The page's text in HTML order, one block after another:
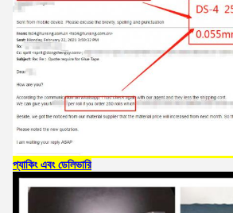
প্যাকিং এবং ডেলিভারি